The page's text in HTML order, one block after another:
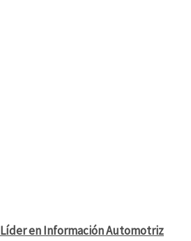
Líder en Información Automotriz